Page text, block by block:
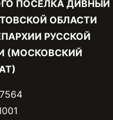
ПОСЕЛКА ДИВНЫЙ
ОБЛАСТИ
РУССКОЙ
(МОСКОВСКИЙ